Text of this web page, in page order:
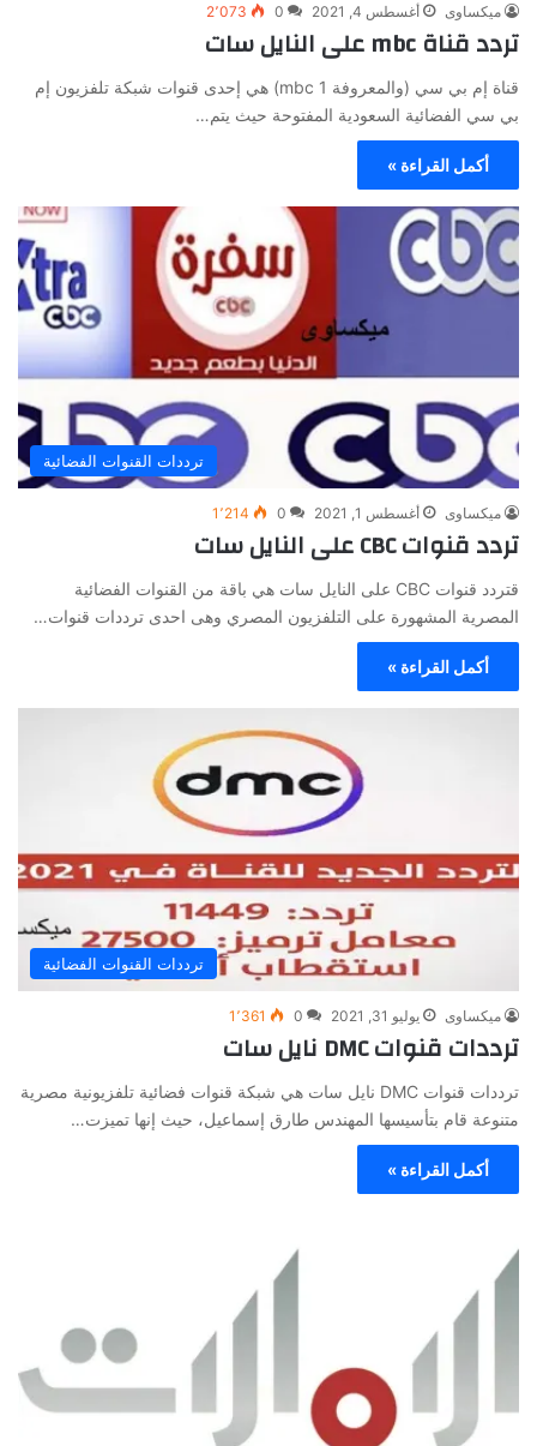
ميكساوى أغسطس 4, 2021 0 2٬073
تردد قناة mbc على النايل سات
قناة إم بي سي (والمعروفة mbc 1) هي إحدى قنوات شبكة تلفزيون إم
بي سي الفضائية السعودية المفتوحة حيث يتم…
أكمل القراءة »
ترددات القنوات الفضائية
ميكساوى أغسطس 1, 2021 0 1٬214
تردد قنوات CBC على النايل سات
قتردد قنوات CBC على النايل سات هي باقة من القنوات الفضائية
المصرية المشهورة على التلفزيون المصري وهى احدى ترددات قنوات…
أكمل القراءة »
ترددات القنوات الفضائية
ميكساوى يوليو 31, 2021 0 1٬361
ترددات قنوات DMC نايل سات
ترددات قنوات DMC نايل سات هي شبكة قنوات فضائية تلفزيونية مصرية
متنوعة قام بتأسيسها المهندس طارق إسماعيل، حيث إنها تميزت…
أكمل القراءة »